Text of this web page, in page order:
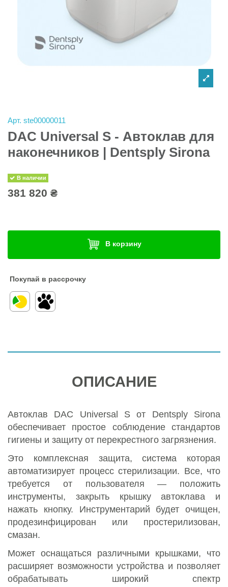
Арт. ste00000011
DAC Universal S - Автоклав для
наконечников | Dentsply Sirona
В наличии
381 820 ₴
В корзину
Покупай в рассрочку
ОПИСАНИЕ
Автоклав DAC Universal S от Dentsply Sirona
обеспечивает простое соблюдение стандартов
гигиены и защиту от перекрестного загрязнения.
Это комплексная защита, система которая
автоматизирует процесс стерилизации. Все, что
требуется от пользователя — положить
инструменты, закрыть крышку автоклава и
нажать кнопку. Инструментарий будет очищен,
продезинфицирован или простерилизован,
смазан.
Может оснащаться различными крышками, что
расширяет возможности устройства и позволяет
обрабатывать широкий спектр